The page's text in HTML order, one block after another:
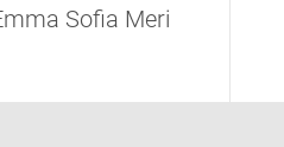
Sofia Meri